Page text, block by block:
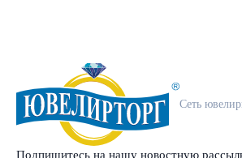
Сеть
Подпишитесь на нашу новостную